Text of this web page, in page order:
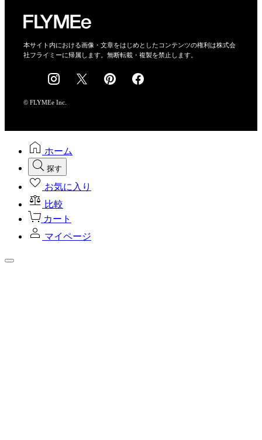
会社概要
採用情報
本サイト内における画像・文章をはじめとしたコンテンツの権利は株式会
社フライミーに帰属します。無断転載・複製を禁止します。
© FLYMEe Inc.
ホーム
探す
お気に入り
比較
カート
マイページ